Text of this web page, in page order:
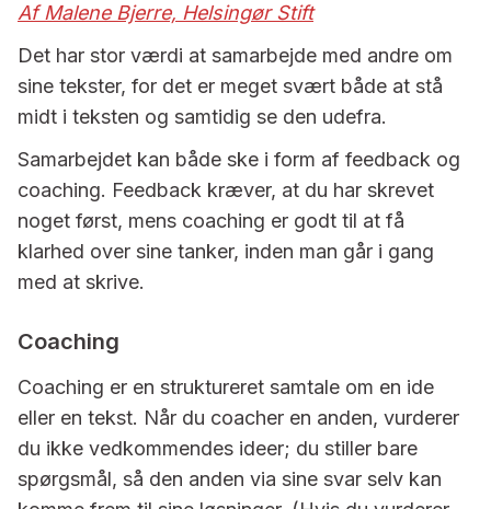
Af Malene Bjerre, Helsingør Stift
Det har stor værdi at samarbejde med andre om
sine tekster, for det er meget svært både at stå
midt i teksten og samtidig se den udefra.
Samarbejdet kan både ske i form af feedback og
coaching. Feedback kræver, at du har skrevet
noget først, mens coaching er godt til at få
klarhed over sine tanker, inden man går i gang
med at skrive.
Coaching
Coaching er en struktureret samtale om en ide
eller en tekst. Når du coacher en anden, vurderer
du ikke vedkommendes ideer; du stiller bare
spørgsmål, så den anden via sine svar selv kan